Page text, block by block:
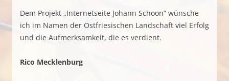
Dem Projekt „Internetseite Johann Schoon“ wünsche
ich im Namen der Ostfriesischen Landschaft viel Erfolg
und die Aufmerksamkeit, die es verdient.
Rico Mecklenburg